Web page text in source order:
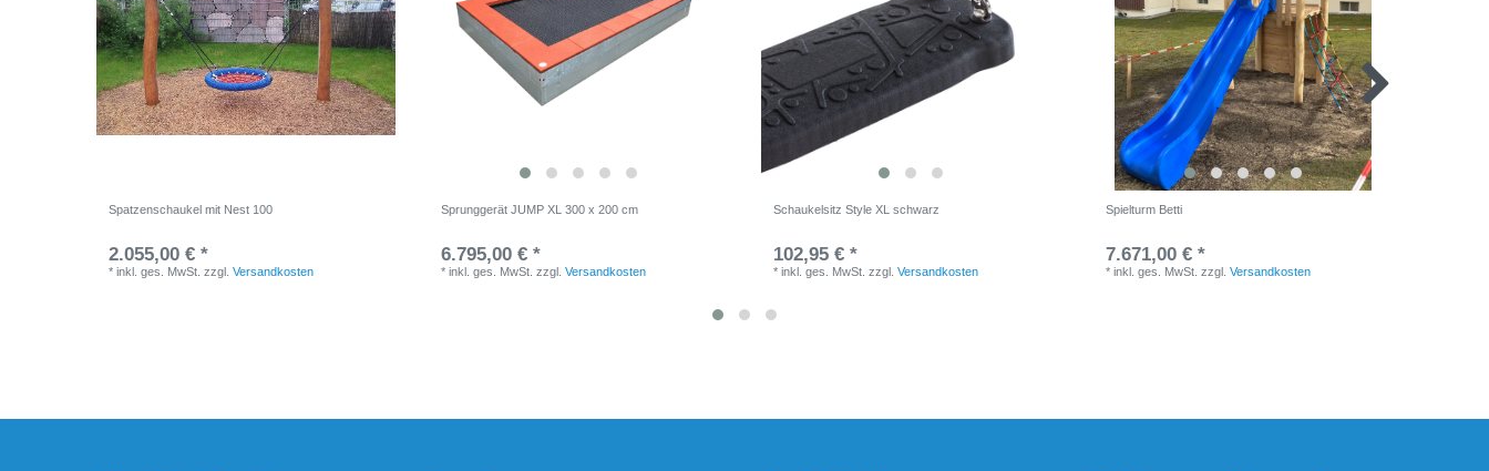
Spatzenschaukel mit Nest 100
2.055,00 € *
*inkl. ges. MwSt. zzgl.Versandkosten
Sprunggerät JUMP XL 300 x 200 cm
6.795,00 € *
*inkl. ges. MwSt. zzgl.Versandkosten
Schaukelsitz Style XL schwarz
102,95 € *
*inkl. ges. MwSt. zzgl.Versandkosten
Spielturm Betti
7.671,00 € *
*inkl. ges. MwSt. zzgl.Versandkosten